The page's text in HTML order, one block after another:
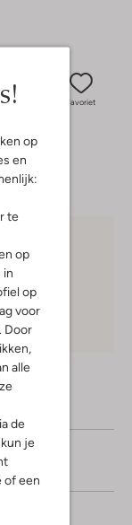
op
en
te
op
in
op
voor
Door
alle
de
je
of een
Favoriet